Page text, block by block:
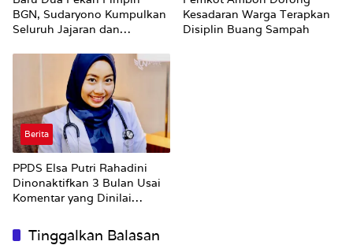
BGN, Sudaryono Kumpulkan
Seluruh Jajaran dan
Pungli dan Pemerasan
Supplier harus Berhenti
Kesadaran Warga Terapkan
Disiplin Buang Sampah
Berita
PPDS Elsa Putri Rahadini
Dinonaktifkan 3 Bulan Usai
Komentar yang Dinilai
Tinggalkan Balasan